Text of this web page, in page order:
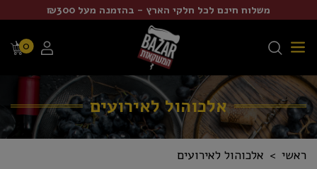
משלוח חינם לכל חלקי הארץ - בהזמנה מעל ₪300
0
אלכוהול לאירועים
ראשי אלכוהול לאירועים